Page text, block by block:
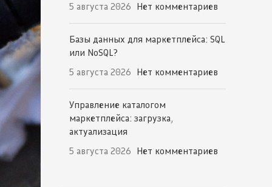
5 августа 2026 Нет комментариев
Базы данных для маркетплейса: SQL
или NoSQL?
5 августа 2026 Нет комментариев
Управление каталогом
маркетплейса: загрузка,
актуализация
5 августа 2026 Нет комментариев